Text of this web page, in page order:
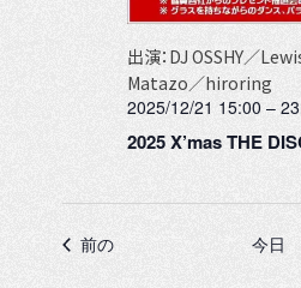
2025/12/21 15:00 –
2025 X’mas THE
出演：DJ OSSHY／
Matazo／hiroring
前のイベント 今日